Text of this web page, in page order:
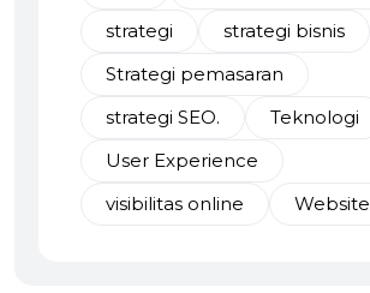
strategi
strategi bisnis
Strategi pemasaran
strategi SEO.
Teknologi
User Experience
visibilitas online
Website